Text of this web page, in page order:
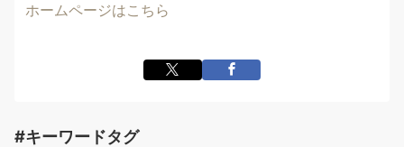
ホームページはこちら
#キーワードタグ